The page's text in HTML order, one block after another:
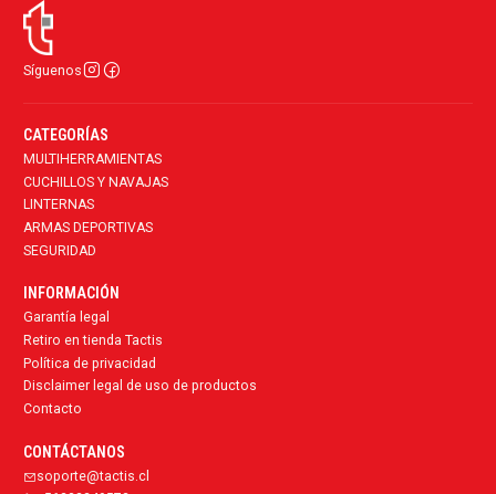
Síguenos
CATEGORÍAS
MULTIHERRAMIENTAS
CUCHILLOS Y NAVAJAS
LINTERNAS
ARMAS DEPORTIVAS
SEGURIDAD
INFORMACIÓN
Garantía legal
Retiro en tienda Tactis
Política de privacidad
Disclaimer legal de uso de productos
Contacto
CONTÁCTANOS
soporte@tactis.cl